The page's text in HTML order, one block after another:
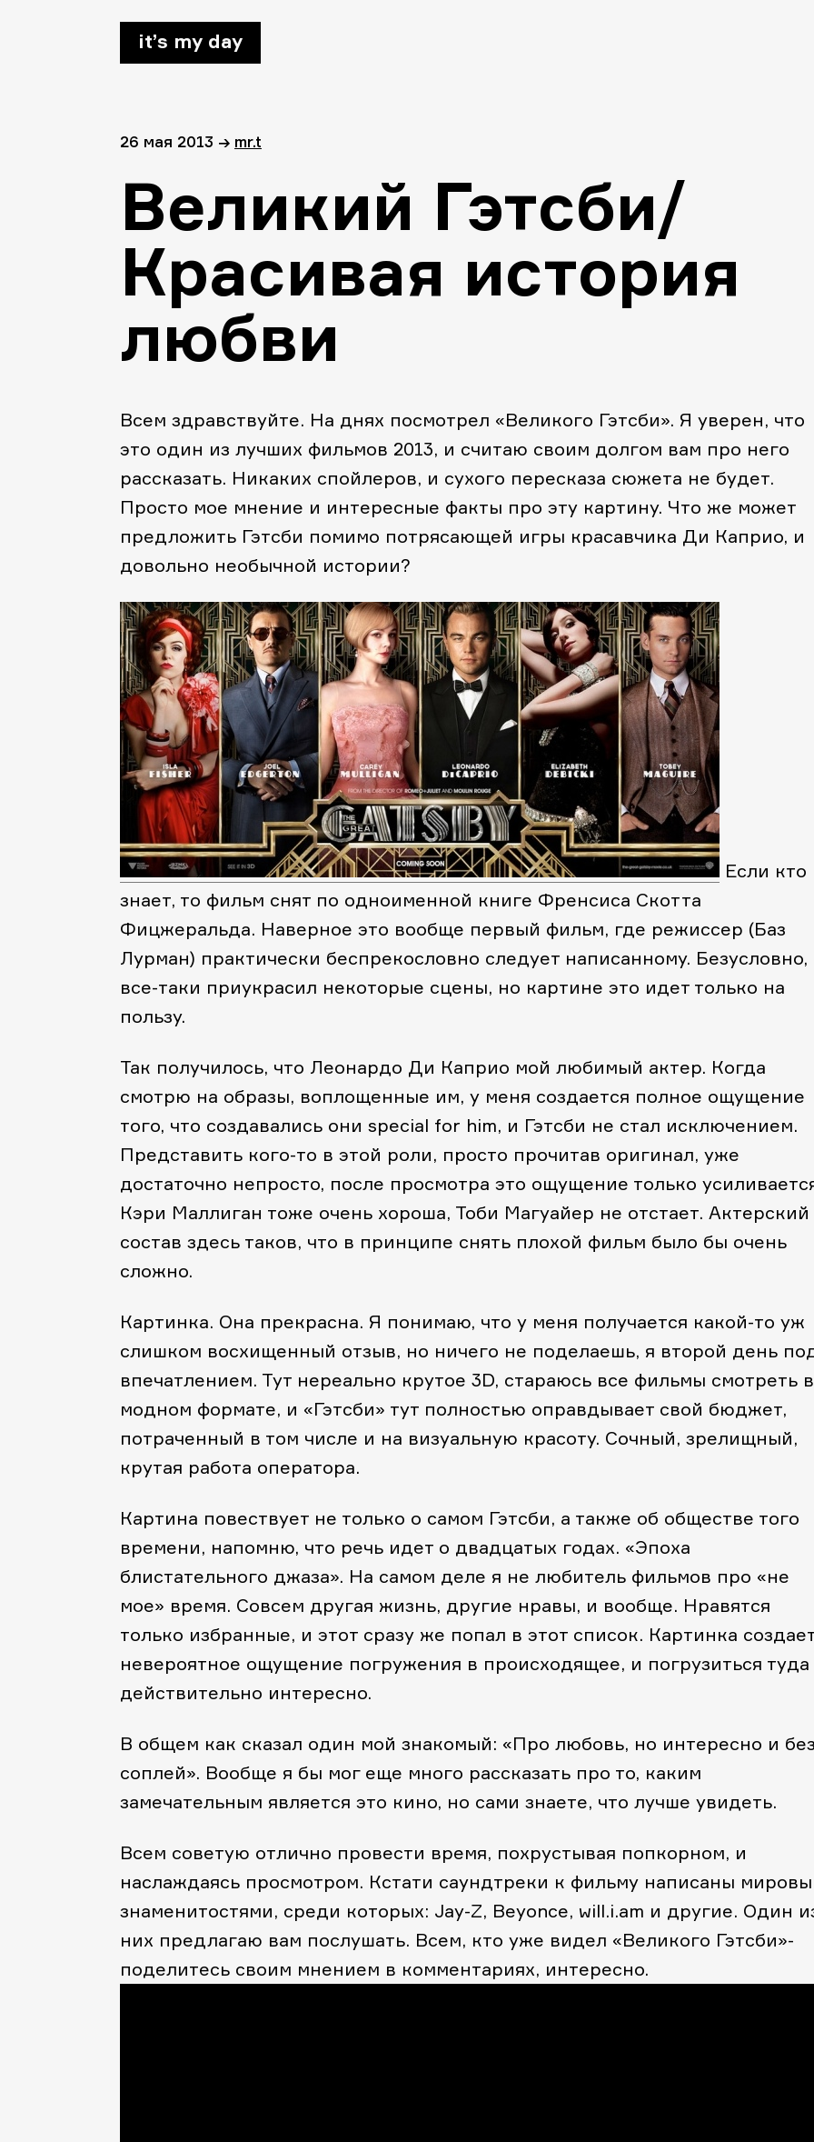
it’s my day
26 мая 2013 → mr.t
Великий Гэтсби/
Красивая история
любви
Всем здравствуйте. На днях посмотрел «Великого Гэтсби». Я уверен, что
это один из лучших фильмов 2013, и считаю своим долгом вам про него
рассказать. Никаких спойлеров, и сухого пересказа сюжета не будет.
Просто мое мнение и интересные факты про эту картину. Что же может
предложить Гэтсби помимо потрясающей игры красавчика Ди Каприо, и
довольно необычной истории?
Если кто
знает, то фильм снят по одноименной книге Френсиса Скотта
Фицжеральда. Наверное это вообще первый фильм, где режиссер (Баз
Лурман) практически беспрекословно следует написанному. Безусловно,
все-таки приукрасил некоторые сцены, но картине это идет только на
пользу.
Так получилось, что Леонардо Ди Каприо мой любимый актер. Когда
смотрю на образы, воплощенные им, у меня создается полное ощущение
того, что создавались они special for him, и Гэтсби не стал исключением.
Представить кого-то в этой роли, просто прочитав оригинал, уже
достаточно непросто, после просмотра это ощущение только
Кэри Маллиган тоже очень хороша, Тоби Магуайер не отстает. Актерский
состав здесь таков, что в принципе снять плохой фильм было бы очень
сложно.
Картинка. Она прекрасна. Я понимаю, что у меня получается какой-то уж
слишком восхищенный отзыв, но ничего не поделаешь, я второй день
впечатлением. Тут нереально крутое 3D, стараюсь все фильмы смотреть в
модном формате, и «Гэтсби» тут полностью оправдывает свой бюджет,
потраченный в том числе и на визуальную красоту. Сочный, зрелищный,
крутая работа оператора.
Картина повествует не только о самом Гэтсби, а также об обществе того
времени, напомню, что речь идет о двадцатых годах. «Эпоха
блистательного джаза». На самом деле я не любитель фильмов про «не
мое» время. Совсем другая жизнь, другие нравы, и вообще. Нравятся
только избранные, и этот сразу же попал в этот список. Картинка
невероятное ощущение погружения в происходящее, и погрузиться туда
действительно интересно.
В общем как сказал один мой знакомый: «Про любовь, но интересно и
соплей». Вообще я бы мог еще много рассказать про то, каким
замечательным является это кино, но сами знаете, что лучше увидеть.
Всем советую отлично провести время, похрустывая попкорном, и
наслаждаясь просмотром. Кстати саундтреки к фильму написаны
знаменитостями, среди которых: Jay-Z, Beyonce, will.i.am и другие. Один
них предлагаю вам послушать. Всем, кто уже видел «Великого Гэтсби»-
поделитесь своим мнением в комментариях, интересно.